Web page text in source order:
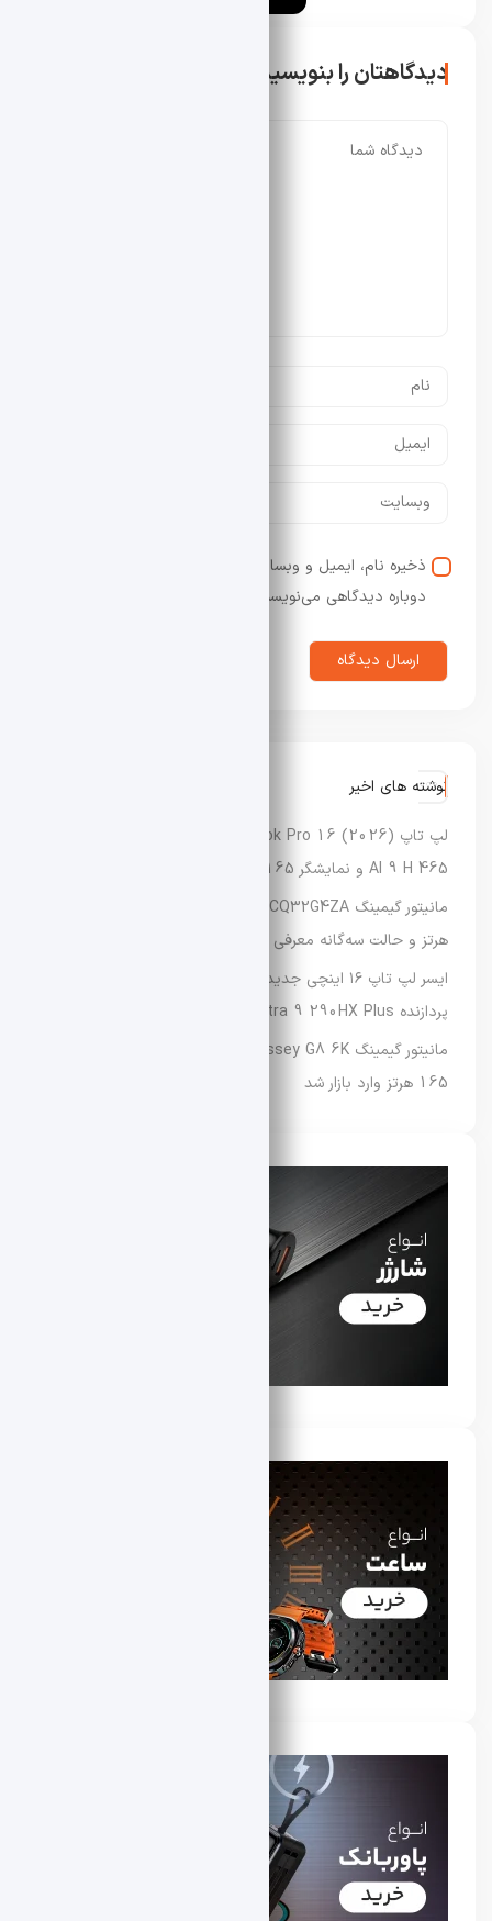
دیدگاهتان را بنویسید
ذخیره نام، ایمیل و وبسایت من در مرورگر برای زمانی که
دوباره دیدگاهی می‌نویسم.
نوشته های اخیر
AI 9 H 465 و نمایشگر OLED 165 هرتزی معرفی شد
هرتز و حالت سه‌گانه معرفی شد
پردازنده Core Ultra 9 290HX Plus عرضه کرد
165 هرتز وارد بازار شد